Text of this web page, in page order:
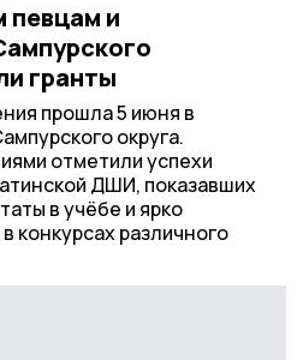
и
гранты
прошла 5 июня в
округа.
отметили успехи
ДШИ, показавших
в учёбе и ярко
конкурсах различного